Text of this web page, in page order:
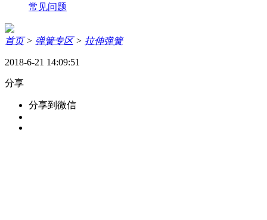
常见问题
首页 > 弹簧专区 > 拉伸弹簧
2018-6-21 14:09:51
分享
分享到微信